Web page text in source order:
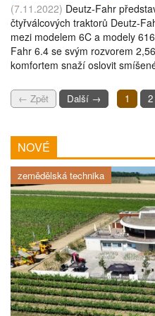
(7.11.2022) Deutz-Fahr
čtyřválcových traktorů Deutz-
mezi modelem 6C a modely
Fahr 6.4 se svým rozvorem
komfortem snaží oslovit
← Zpět Další → 1 2
NOVÉ
zemědělská technika